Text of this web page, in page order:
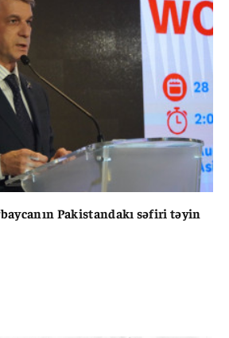
Pakistandakı səfiri təyin